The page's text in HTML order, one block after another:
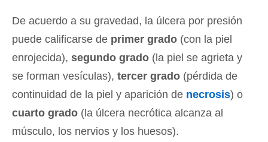
De acuerdo a su gravedad, la úlcera por presión
puede calificarse de primer grado (con la piel
enrojecida), segundo grado (la piel se agrieta y
se forman vesículas), tercer grado (pérdida de
continuidad de la piel y aparición de necrosis) o
cuarto grado (la úlcera necrótica alcanza al
músculo, los nervios y los huesos).